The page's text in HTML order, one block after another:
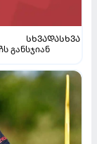
ᲡᲮᲕᲐᲓᲐᲡᲮᲕᲐ
განსჯიან